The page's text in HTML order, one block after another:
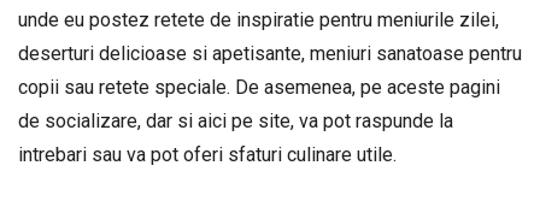
unde eu postez retete de inspiratie pentru meniurile zilei,
deserturi delicioase si apetisante, meniuri sanatoase pentru
copii sau retete speciale. De asemenea, pe aceste pagini
de socializare, dar si aici pe site, va pot raspunde la
intrebari sau va pot oferi sfaturi culinare utile.